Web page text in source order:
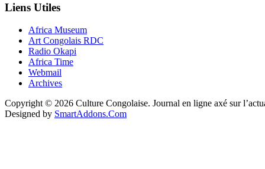
Liens Utiles
Africa Museum
Art Congolais RDC
Radio Okapi
Africa Time
Webmail
Archives
Copyright © 2026 Culture Congolaise. Journal en ligne axé sur
Designed by SmartAddons.Com